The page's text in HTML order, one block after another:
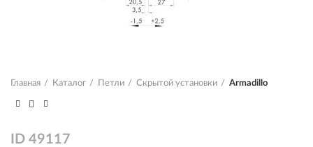
Главная Каталог Петли Скрытой установки Armadillo
ID 49117